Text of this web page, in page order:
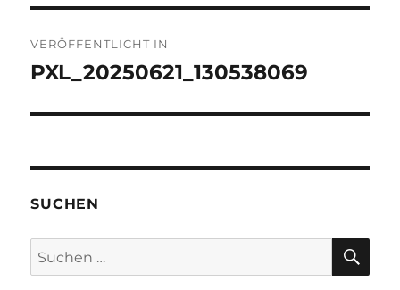
VERÖFFENTLICHT IN
PXL_20250621_130538069
SUCHEN
Suchen
nach: